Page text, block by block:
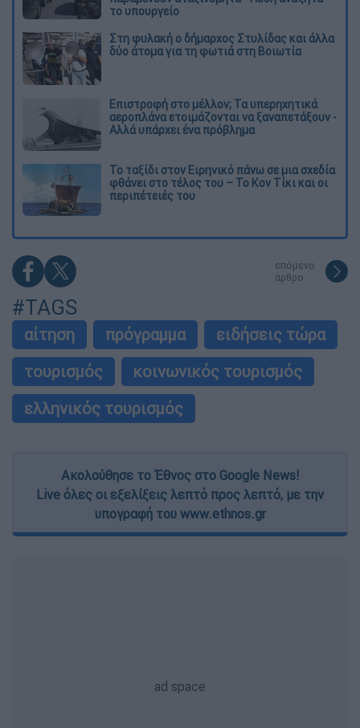
το υπουργείο
Στη φυλακή ο δήμαρχος Στυλίδας και άλλα
δύο άτομα για τη φωτιά στη Βοιωτία
Επιστροφή στο μέλλον; Τα υπερηχητικά
αεροπλάνα ετοιμάζονται να ξαναπετάξουν -
Αλλά υπάρχει ένα πρόβλημα
Το ταξίδι στον Ειρηνικό πάνω σε μια σχεδία
φθάνει στο τέλος του – Το Κον Τίκι και οι
περιπέτειές του
επόμενο
άρθρο
#TAGS
αίτηση πρόγραμμα
ειδήσεις τώρα
τουρισμός
κοινωνικός τουρισμός
ελληνικός τουρισμός
Ακολούθησε το Έθνος στο Google News!
Live όλες οι εξελίξεις λεπτό προς λεπτό, με την
υπογραφή του www.ethnos.gr